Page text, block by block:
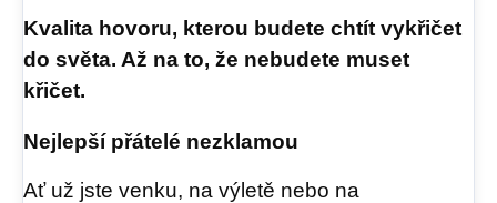
Kvalita hovoru, kterou budete chtít vykřičet
do světa. Až na to, že nebudete muset
křičet.
Nejlepší přátelé nezklamou
Ať už jste venku, na výletě nebo na